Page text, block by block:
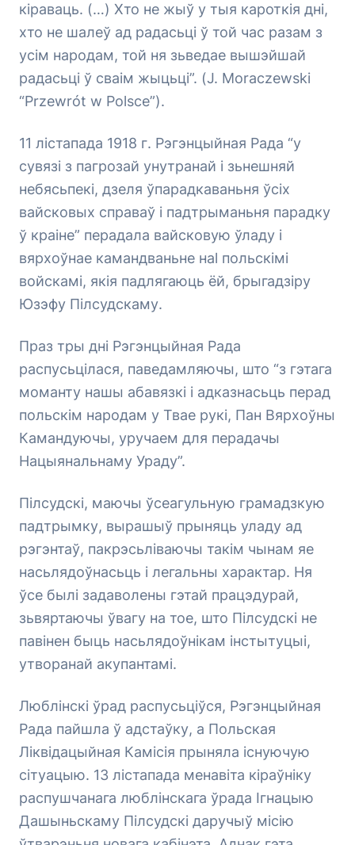
кіраваць. (…) Хто не жыў у тыя кароткія дні,
хто не шалеў ад радасьці ў той час разам з
усім народам, той ня зьведае вышэйшай
радасьці ў сваім жыцьці”. (J. Moraczewski
“Przewrót w Polsce”).
11 лістапада 1918 г. Рэгэнцыйная Рада “у
сувязі з пагрозай унутранай і зьнешняй
небясьпекі, дзеля ўпарадкаваньня ўсіх
вайсковых справаў і падтрыманьня парадку
ў краіне” перадала вайсковую ўладу і
вярхоўнае камандваньне наl польскімі
войскамі, якія падлягаюць ёй, брыгадзіру
Юзэфу Пілсудскаму.
Праз тры дні Рэгэнцыйная Рада
распусьцілася, паведамляючы, што “з гэтага
моманту нашы абавязкі і адказнасьць перад
польскім народам у Твае рукі, Пан Вярхоўны
Камандуючы, уручаем для перадачы
Нацыянальнаму Ураду”.
Пілсудскі, маючы ўсеагульную грамадзкую
падтрымку, вырашыў прыняць уладу ад
рэгэнтаў, пакрэсьліваючы такім чынам яе
насьлядоўнасьць і легальны характар. Ня
ўсе былі задаволены гэтай працэдурай,
зьвяртаючы ўвагу на тое, што Пілсудскі не
павінен быць насьлядоўнікам інстытуцыі,
утворанай акупантамі.
Люблінскі ўрад распусьціўся, Рэгэнцыйная
Рада пайшла ў адстаўку, а Польская
Ліквідацыйная Камісія прыняла існуючую
сітуацыю. 13 лістапада менавіта кіраўніку
распушчанага люблінскага ўрада Ігнацыю
Дашыньскаму Пілсудскі даручыў місію